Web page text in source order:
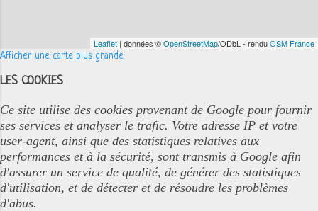
Leaflet | données ©OpenStreetMap/ODbL - renduOSM France
Afficher une carte plus grande
LES COOKIES
Ce site utilise des cookies provenant de Google pour fournir
ses services et analyser le trafic. Votre adresse IP et votre
user-agent, ainsi que des statistiques relatives aux
performances et à la sécurité, sont transmis à Google afin
d'assurer un service de qualité, de générer des statistiques
d'utilisation, et de détecter et de résoudre les problèmes
d'abus.